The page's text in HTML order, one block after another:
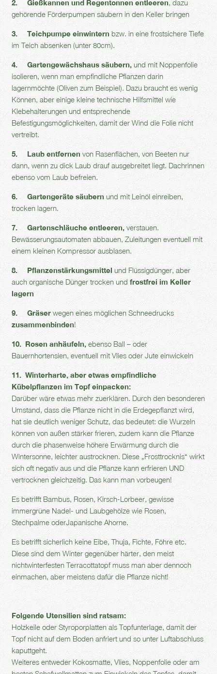
2. Gießkannen und Regentonnen entleeren, dazu
gehörende Förderpumpen säubern in den Keller bringen
3. Teichpumpe einwintern bzw. in eine frostsichere Tiefe
im Teich absenken (unter 80cm).
4. Gartengewächshaus säubern, und mit Noppenfolie
isolieren, wenn man empfindliche Pflanzen darin
lagernmöchte (Oliven zum Beispiel). Dazu braucht es wenig
Können, aber einige kleine technische Hilfsmittel wie
Klebehalterungen und entsprechende
Befestigungsmöglichkeiten, damit der Wind die Folie nicht
vertreibt.
5. Laub entfernen von Rasenflächen, von Beeten nur
dann, wenn zu dick Laub drauf ausgebreitet liegt. Dachrinnen
ebenso vom Laub befreien.
6. Gartengeräte säubern und mit Leinöl einreiben,
trocken lagern.
7. Gartenschläuche entleeren, verstauen.
Bewässerungsautomaten abbauen, Zuleitungen eventuell mit
einem kleinen Kompressor ausblasen.
8. Pflanzenstärkungsmittel und Flüssigdünger, aber
auch organische Dünger trocken und frostfrei im Keller
lagern
9. Gräser wegen eines möglichen Schneedrucks
zusammenbinden!
10. Rosen anhäufeln,ebenso Ball – oder
Bauernhortensien, eventuell mit Vlies oder Jute einwickeln
11. Winterharte, aber etwas empfindliche
Kübelpflanzen im Topf einpacken:
Darüber wäre etwas mehr zuerklären. Durch den besonderen
Umstand, dass die Pflanze nicht in die Erdegepflanzt wird,
hat sie deutlich weniger Schutz, das bedeutet: die Wurzeln
können von außen stärker frieren, zudem kann die Pflanze
durch die phasenweise höhere Erwärmung durch die
Wintersonne, leichter austrocknen. Diese „Frosttrocknis“ wirkt
sich oft negativ aus und die Pflanze kann erfrieren UND
vertrocknen gleichzeitig. Das kann man vorbeugen!
Es betrifft Bambus, Rosen, Kirsch-Lorbeer, gewisse
immergrüne Nadel- und Laubgehölze wie Rosen,
Stechpalme oderJapanische Ahorne.
Es betrifft sicherlich keine Eibe, Thuja, Fichte, Föhre etc.
Diese sind dem Winter gegenüber härter, den meist
nichtwinterfesten Terracottatopf muss man aber dennoch
einmachen, aber meistens dafür die Pflanze nicht!
Folgende Utensilien sind ratsam:
Holzkeile oder Styroporplatten als Topfunterlage, damit der
Topf nicht auf dem Boden anfriert und so unter Luftabschluss
kaputtgeht.
Weiteres entweder Kokosmatte, Vlies, Noppenfolie oder am